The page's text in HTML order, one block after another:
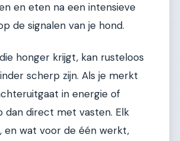
en eten na een intensieve
de signalen van je hond.
honger krijgt, kan rusteloos
scherp zijn. Als je merkt
in energie of
dan direct met vasten. Elk
en wat voor de één werkt,